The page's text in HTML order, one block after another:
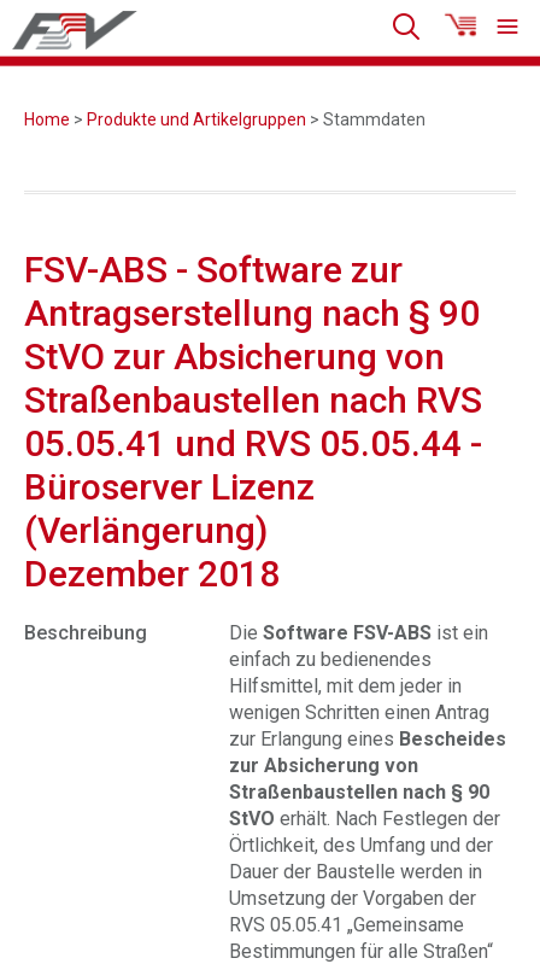
Home > Produkte und Artikelgruppen > Stammdaten
FSV-ABS - Software zur
Antragserstellung nach § 90
StVO zur Absicherung von
Straßenbaustellen nach RVS
05.05.41 und RVS 05.05.44 -
Büroserver Lizenz
(Verlängerung)
Dezember 2018
Beschreibung Die Software FSV-ABS ist ein
einfach zu bedienendes
Hilfsmittel, mit dem jeder in
wenigen Schritten einen Antrag
zur Erlangung eines Bescheides
zur Absicherung von
Straßenbaustellen nach § 90
StVO erhält. Nach Festlegen der
Örtlichkeit, des Umfang und der
Dauer der Baustelle werden in
Umsetzung der Vorgaben der
RVS 05.05.41 „Gemeinsame
Bestimmungen für alle Straßen“